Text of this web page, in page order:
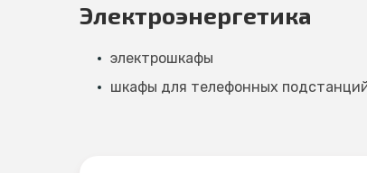
Электроэнергетика
электрошкафы
шкафы для телефонных